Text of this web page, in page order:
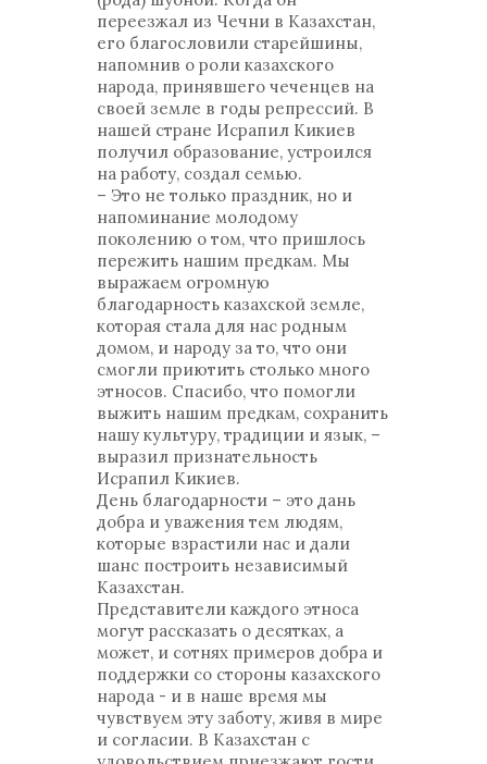
переезжал из Чечни в Казахстан,
его благословили старейшины,
напомнив о роли казахского
народа, принявшего чеченцев на
своей земле в годы репрессий. В
нашей стране Исрапил Кикиев
получил образование, устроился
на работу, создал семью.
– Это не только праздник, но и
напоминание молодому
поколению о том, что пришлось
пережить нашим предкам. Мы
выражаем огромную
благодарность казахской земле,
которая стала для нас родным
домом, и народу за то, что они
смогли приютить столько много
этносов. Спасибо, что помогли
выжить нашим предкам, сохранить
нашу культуру, традиции и язык, –
выразил признательность
Исрапил Кикиев.
День благодарности – это дань
добра и уважения тем людям,
которые взрастили нас и дали
шанс построить независимый
Казахстан.
Представители каждого этноса
могут рассказать о десятках, а
может, и сотнях примеров добра и
поддержки со стороны казахского
народа - и в наше время мы
чувствуем эту заботу, живя в мире
и согласии. В Казахстан с